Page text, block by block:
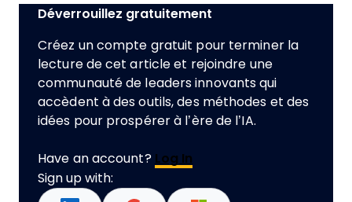
Déverrouillez gratuitement
Créez un compte gratuit pour terminer la
lecture de cet article et rejoindre une
communauté de leaders innovants qui
accèdent à des outils, des méthodes et des
idées pour prospérer à l’ère de l’IA.
Have an account? Log In
Sign up with: